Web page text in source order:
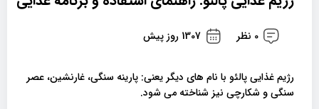
0 نظر 1307 روز پیش
رژیم غذایی پالئو با نام های دیگر یعنی: پارینه سنگی، غارنشین، عصر
سنگی و شکارچی نیز شناخته می شود.